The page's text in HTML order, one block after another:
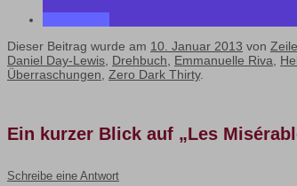
Dieser Beitrag wurde am 10. Januar 2013 von
Daniel Day-Lewis, Drehbuch, Emmanuelle Riva,
Überraschungen, Zero Dark Thirty.
Ein kurzer Blick auf „Les
Schreibe eine Antwort